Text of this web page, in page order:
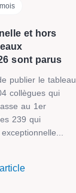
et hors
sont parus
publier le tableau
collègues qui
au 1er
239 qui